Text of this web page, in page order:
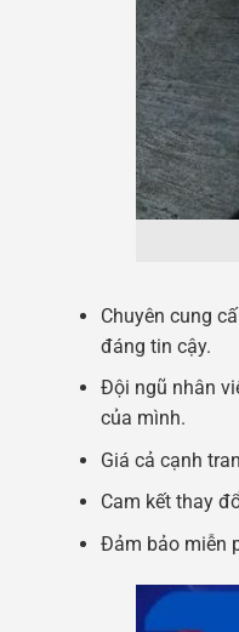
Chuyên cung
đáng tin cậy.
Đội ngũ nhân
của mình.
Giá cả cạnh
Cam kết thay
Đảm bảo miễn